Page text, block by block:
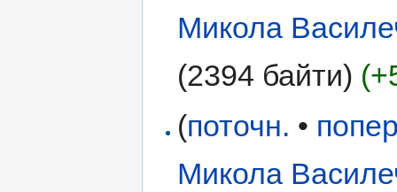
Микола
(2394 байти)
(поточн. •
Микола